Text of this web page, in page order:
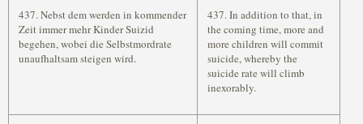
437. Nebst dem werden in kommender
Zeit immer mehr Kinder Suizid
begehen, wobei die Selbstmordrate
unaufhaltsam steigen wird.
437. In addition to that, in
the coming time, more and
more children will commit
suicide, whereby the
suicide rate will climb
inexorably.